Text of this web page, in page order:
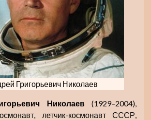
Григорьевич Николаев
Николаев(1929–2004),
летчик-космонавт СССР,